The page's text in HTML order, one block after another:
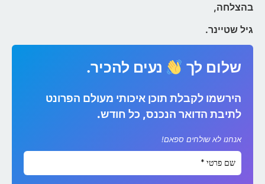
בהצלחה,
גיל שטיינר.
שלום לך נעים להכיר.
הירשמו לקבלת תוכן איכותי מעולם הפרונט
לתיבת הדואר הנכנס, כל חודש.
אנחנו לא שולחים ספאם!